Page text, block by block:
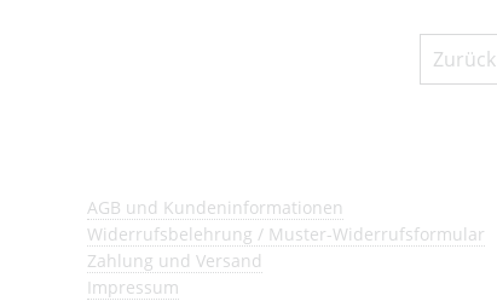
Zurück
AGB und Kundeninformationen
Widerrufsbelehrung / Muster-Widerrufsformular
Zahlung und Versand
Impressum